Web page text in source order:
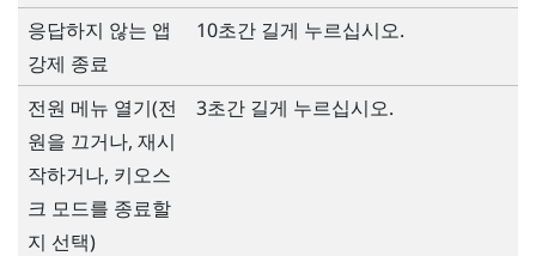
응답하지 않는 앱
강제 종료
10초간 길게 누르십시오.
전원 메뉴 열기(전
원을 끄거나, 재시
작하거나, 키오스
크 모드를 종료할
지 선택)
3초간 길게 누르십시오.